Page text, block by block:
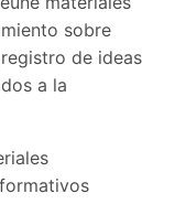
sobre
de ideas
a la